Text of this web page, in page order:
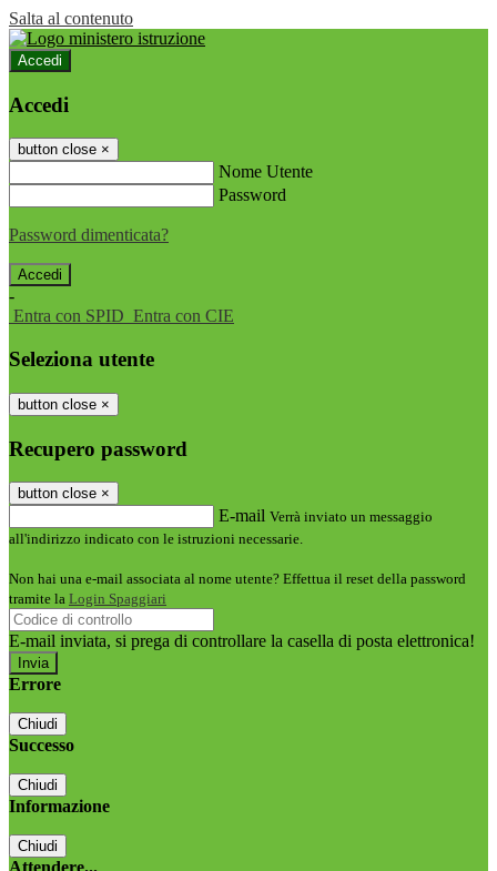
Salta al contenuto
Accedi
Accedi
button close ×
Nome Utente
Password
Password dimenticata?
-
Entra con SPID Entra con CIE
Seleziona utente
button close ×
Recupero password
button close ×
E-mail Verrà inviato un messaggio
all'indirizzo indicato con le istruzioni necessarie.
Non hai una e-mail associata al nome utente? Effettua il reset della password
tramite la Login Spaggiari
E-mail inviata, si prega di controllare la casella di posta elettronica!
Errore
Chiudi
Successo
Chiudi
Informazione
Chiudi